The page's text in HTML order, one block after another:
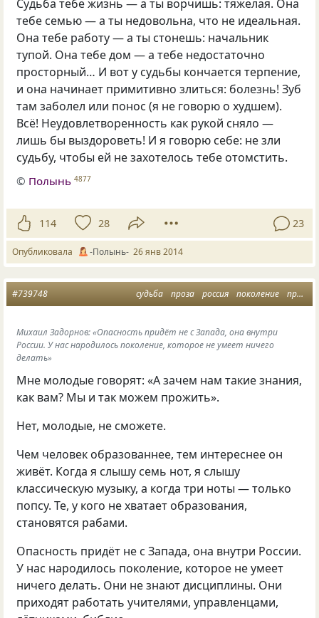
Судьба тебе жизнь — а ты ворчишь: тяжелая. Она
тебе семью — а ты недовольна, что не идеальная.
Она тебе работу — а ты стонешь: начальник
тупой. Она тебе дом — а тебе недостаточно
просторный… И вот у судьбы кончается терпение,
и она начинает примитивно злиться: болезнь! Зуб
там заболел или понос (я не говорю о худшем).
Всё! Неудовлетворенность как рукой сняло —
лишь бы выздороветь! И я говорю себе: не зли
судьбу, чтобы ей не захотелось тебе отомстить.
© Полынь 4877
114 28 23
Опубликовала -Полынь- 26 янв 2014
судьба проза россия поколение прозалюбимая
#739748
Михаил Задорнов: «Опасность придёт не с Запада, она внутри
России. У нас народилось поколение, которое не умеет ничего
делать»
Мне молодые говорят: «А зачем нам такие знания,
как вам? Мы и так можем прожить».
Нет, молодые, не сможете.
Чем человек образованнее, тем интереснее он
живёт. Когда я слышу семь нот, я слышу
классическую музыку, а когда три ноты — только
попсу. Те, у кого не хватает образования,
становятся рабами.
Опасность придёт не с Запада, она внутри России.
У нас народилось поколение, которое не умеет
ничего делать. Они не знают дисциплины. Они
приходят работать учителями, управленцами,